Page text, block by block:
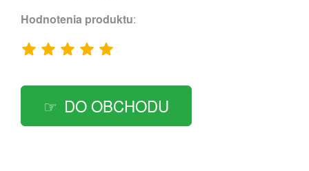
Hodnotenia produktu:
DO OBCHODU